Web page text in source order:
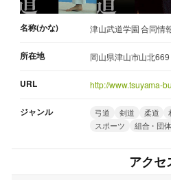
名称(かな) 津山武道学園 合同情
所在地 岡山県津山市山北669
URL http://www.tsuyama-
ジャンル 弓道 剣道 柔道
スポーツ
組合・団体
アクセ